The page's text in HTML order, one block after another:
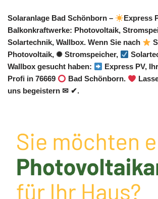
Solaranlage Bad Schönborn – Express
Balkonkraftwerke: Photovoltaik,
Solartechnik, Wallbox. Wenn Sie nach
Photovoltaik, ✺ Stromspeicher,
Wallbox gesucht haben:
Express PV, Ihr
Profi in 76669
Bad Schönborn.
uns begeistern ✉ ✔.